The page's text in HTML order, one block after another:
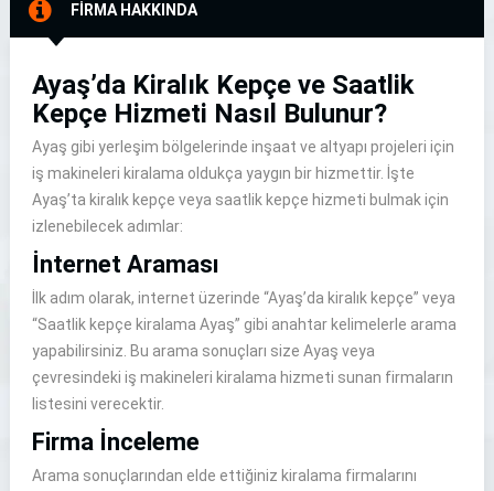
FİRMA HAKKINDA
Ayaş’da Kiralık Kepçe ve Saatlik
Kepçe Hizmeti Nasıl Bulunur?
Ayaş gibi yerleşim bölgelerinde inşaat ve altyapı projeleri için
iş makineleri kiralama oldukça yaygın bir hizmettir. İşte
Ayaş’ta kiralık kepçe veya saatlik kepçe hizmeti bulmak için
izlenebilecek adımlar:
İnternet Araması
İlk adım olarak, internet üzerinde “Ayaş’da kiralık kepçe” veya
“Saatlik kepçe kiralama Ayaş” gibi anahtar kelimelerle arama
yapabilirsiniz. Bu arama sonuçları size Ayaş veya
çevresindeki iş makineleri kiralama hizmeti sunan firmaların
listesini verecektir.
Firma İnceleme
Arama sonuçlarından elde ettiğiniz kiralama firmalarını